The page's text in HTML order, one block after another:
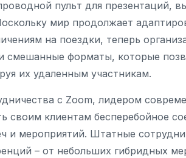
пульт для презентаций,
мир продолжает
на поездки, теперь
смешанные форматы, которые
их удаленным участникам.
с Zoom, лидером
своим клиентам бесперебойное
и мероприятий. Штатные
– от небольших гибридных